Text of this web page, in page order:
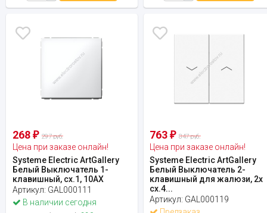
268 ₽ 297 руб.
Цена при заказе онлайн!
Systeme Electric ArtGallery
Белый Выключатель 1-
клавишный, сх.1, 10АХ
Артикул: GAL000111
В наличии сегодня
763₽ 847 руб.
Цена при заказе онлайн!
Systeme Electric ArtGallery
Белый Выключатель 2-
клавишный для жалюзи, 2х
сх.4...
Артикул: GAL000119